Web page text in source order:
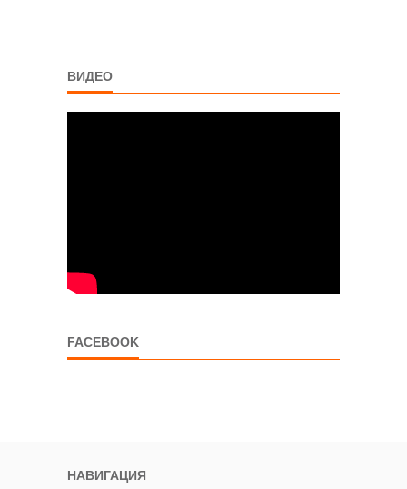
ВИДЕО
FACEBOOK
НАВИГАЦИЯ